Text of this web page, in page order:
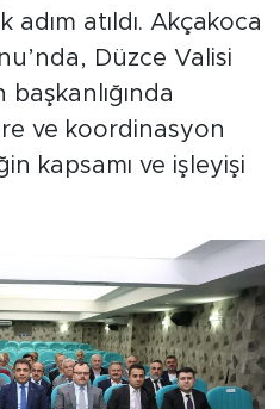
adım atıldı. Akçakoca
Düzce Valisi
başkanlığında
ve koordinasyon
kapsamı ve işleyişi